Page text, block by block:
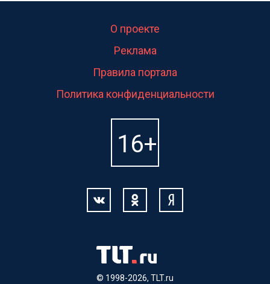
© 1998-2026, TLT.ru
О проекте
Реклама
Правила портала
Политика конфиденциальности